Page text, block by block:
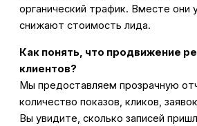
органический трафик. Вместе они
снижают стоимость лида.
Как понять, что продвижение
клиентов?
Мы предоставляем прозрачную
количество показов, кликов,
Вы увидите, сколько записей